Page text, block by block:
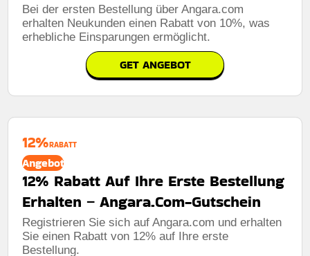
Bei der ersten Bestellung über Angara.com
erhalten Neukunden einen Rabatt von 10%, was
erhebliche Einsparungen ermöglicht.
GET ANGEBOT
12%RABATT
Angebot
12% Rabatt Auf Ihre Erste Bestellung
Erhalten – Angara.Com-Gutschein
Registrieren Sie sich auf Angara.com und erhalten
Sie einen Rabatt von 12% auf Ihre erste
Bestellung.